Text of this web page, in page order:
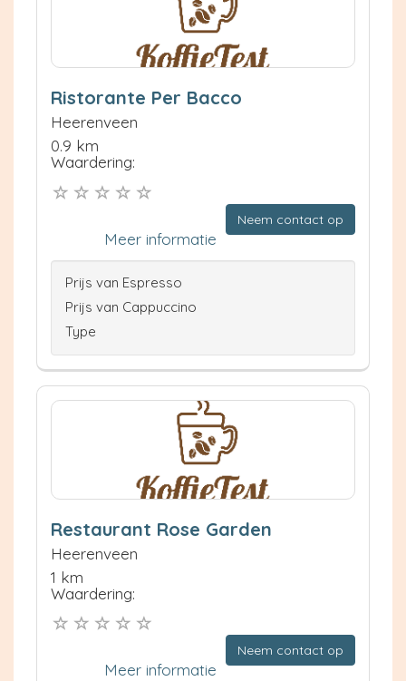
Ristorante Per Bacco
Heerenveen
0.9 km
Waardering:
Neem contact op
Meer informatie
Prijs van Espresso
Prijs van Cappuccino
Type
Restaurant Rose Garden
Heerenveen
1 km
Waardering:
Neem contact op
Meer informatie